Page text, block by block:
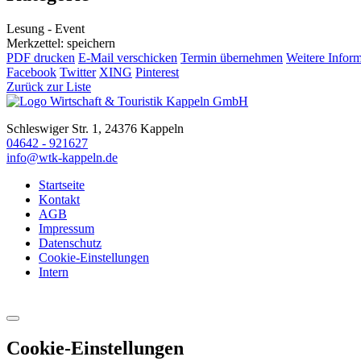
Lesung - Event
Merkzettel: speichern
PDF drucken E-Mail verschicken Termin übernehmen Weitere
Facebook Twitter XING Pinterest
Zurück zur Liste
Schleswiger Str. 1, 24376 Kappeln
04642 - 921627
info@wtk-kappeln.de
Startseite
Kontakt
AGB
Impressum
Datenschutz
Cookie-Einstellungen
Intern
Cookie-Einstellungen